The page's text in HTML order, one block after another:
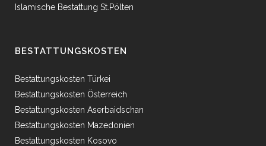
Islamische Bestattung St.Pölten
BESTATTUNGSKOSTEN
Bestattungskosten Türkei
Bestattungskosten Österreich
Bestattungskosten Aserbaidschan
Bestattungskosten Mazedonien
Bestattungskosten Kosovo